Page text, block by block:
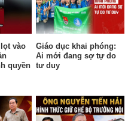
vào
quyền
Giáo dục khai phóng:
Ai mới đang sợ tự do
tư duy